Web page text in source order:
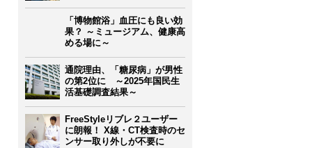
「博物館浴」血圧にも良い効
果？ ～ミュージアム、健康高
める場に～
通院理由、「糖尿病」が男性
の第2位に ～2025年国民生
活基礎調査結果～
FreeStyleリブレ２ユーザー
に朗報！ X線・CT検査時のセ
ンサー取り外しが不要に